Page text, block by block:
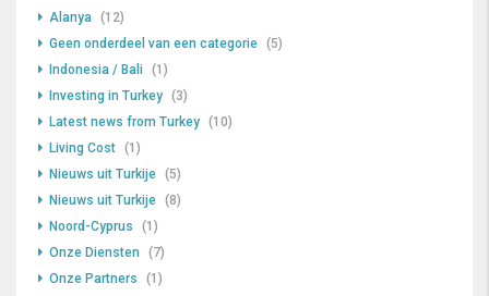
Alanya (12)
Geen onderdeel van een categorie (5)
Indonesia / Bali
(1)
Investing in Turkey (3)
Latest news from Turkey (10)
Living Cost (1)
Nieuws uit Turkije (5)
Nieuws uit Turkije (8)
Noord-Cyprus
(1)
Onze Diensten
(7)
Onze Partners
(1)